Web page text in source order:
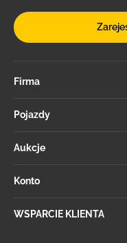
Firma
Pojazdy
Aukcje
Konto
WSPARCIE KLIENTA